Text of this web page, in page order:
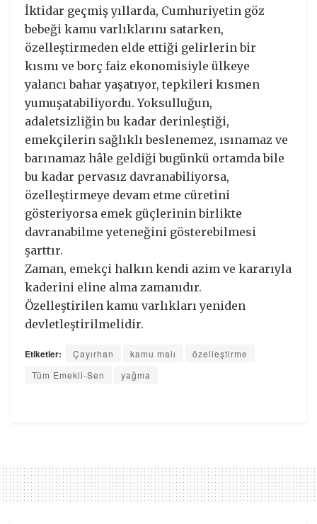
İktidar geçmiş yıllarda, Cumhuriyetin göz
bebeği kamu varlıklarını satarken,
özelleştirmeden elde ettiği gelirlerin bir
kısmı ve borç faiz ekonomisiyle ülkeye
yalancı bahar yaşatıyor, tepkileri kısmen
yumuşatabiliyordu. Yoksulluğun,
adaletsizliğin bu kadar derinleştiği,
emekçilerin sağlıklı beslenemez, ısınamaz ve
barınamaz hâle geldiği bugünkü ortamda bile
bu kadar pervasız davranabiliyorsa,
özelleştirmeye devam etme cüretini
gösteriyorsa emek güçlerinin birlikte
davranabilme yeteneğini gösterebilmesi
şarttır.
Zaman, emekçi halkın kendi azim ve kararıyla
kaderini eline alma zamanıdır.
Özelleştirilen kamu varlıkları yeniden
devletleştirilmelidir.
Etiketler: Çayırhan kamu malı
özelleştirme
Tüm Emekli-Sen
yağma